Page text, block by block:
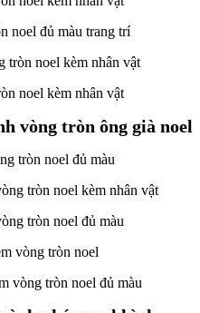
vòng tròn ông già noel